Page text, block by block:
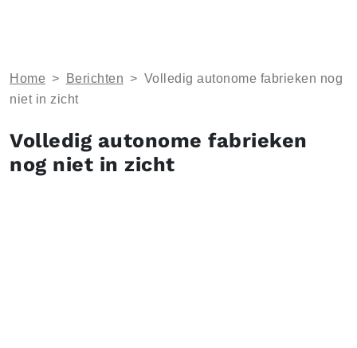
Home > Berichten > Volledig autonome fabrieken nog
niet in zicht
Volledig autonome fabrieken
nog niet in zicht